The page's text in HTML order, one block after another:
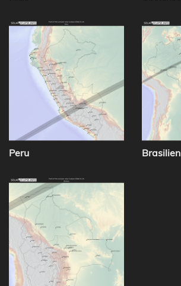
Peru Brasilien